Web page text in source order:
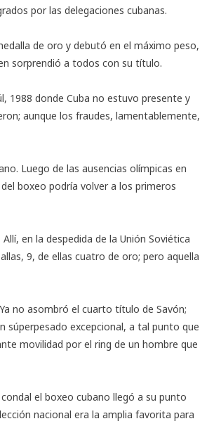
por las delegaciones cubanas.
de oro y debutó en el máximo peso,
sorprendió a todos con su título.
1988 donde Cuba no estuvo presente y
aunque los fraudes, lamentablemente,
Luego de las ausencias olímpicas en
boxeo podría volver a los primeros
en la despedida de la Unión Soviética
9, de ellas cuatro de oro; pero aquella
no asombró el cuarto título de Savón;
súperpesado excepcional, a tal punto que
movilidad por el ring de un hombre que
el boxeo cubano llegó a su punto
nacional era la amplia favorita para